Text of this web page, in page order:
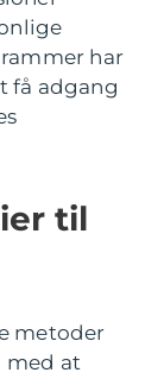
har
få adgang
til
metoder
med at